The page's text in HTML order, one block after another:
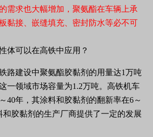
需求也大幅增加，聚氨酯在车辆上承
黏接、嵌缝填充、密封防水等必不可
路建设中聚氨酯胶黏剂的用量达1万吨
一领域市场容量为1.2万吨。高铁机车
40年，其涂料和胶黏剂的翻新率在6～
和胶黏剂的生产厂商提供了一定的发展